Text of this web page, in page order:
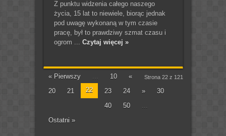
Z punktu widzenia całego naszego
życia, 15 lat to niewiele, biorąc jednak
pod uwagę wykonaną w tym czasie
pracę, był to prawdziwy szmat czasu i
ogrom ... Czytaj więcej »
Strona 22 z 121
« Pierwszy 10
«
20
21 22 23 24 »
30
40
50
Ostatni »